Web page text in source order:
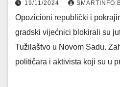
19/11/2024
Opozicioni republički i
gradski vijećnici blokirali su
Tužilaštvo u Novom Sadu.
političara i aktivista koji su u